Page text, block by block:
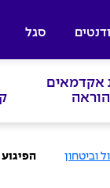
סגל
אקדמאים
וביטחון